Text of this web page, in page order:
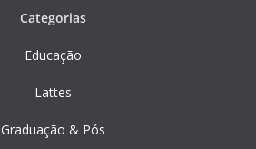
Categorias
Educação
Lattes
Graduação & Pós